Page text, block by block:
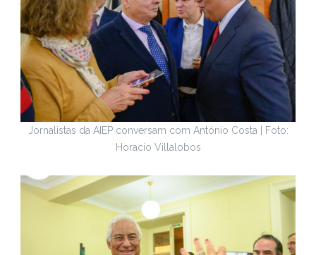
Jornalistas da AIEP conversam com António Costa | Foto:
Horacio Villalobos